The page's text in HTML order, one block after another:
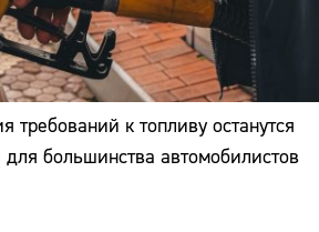
требований к топливу останутся
большинства автомобилистов